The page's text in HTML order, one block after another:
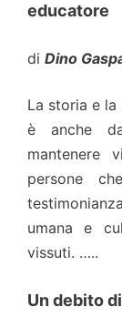
educatore
di Dino
La storia e
è anche
mantenere
persone
umana e
vissuti. …..
Un debito